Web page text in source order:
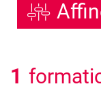
1